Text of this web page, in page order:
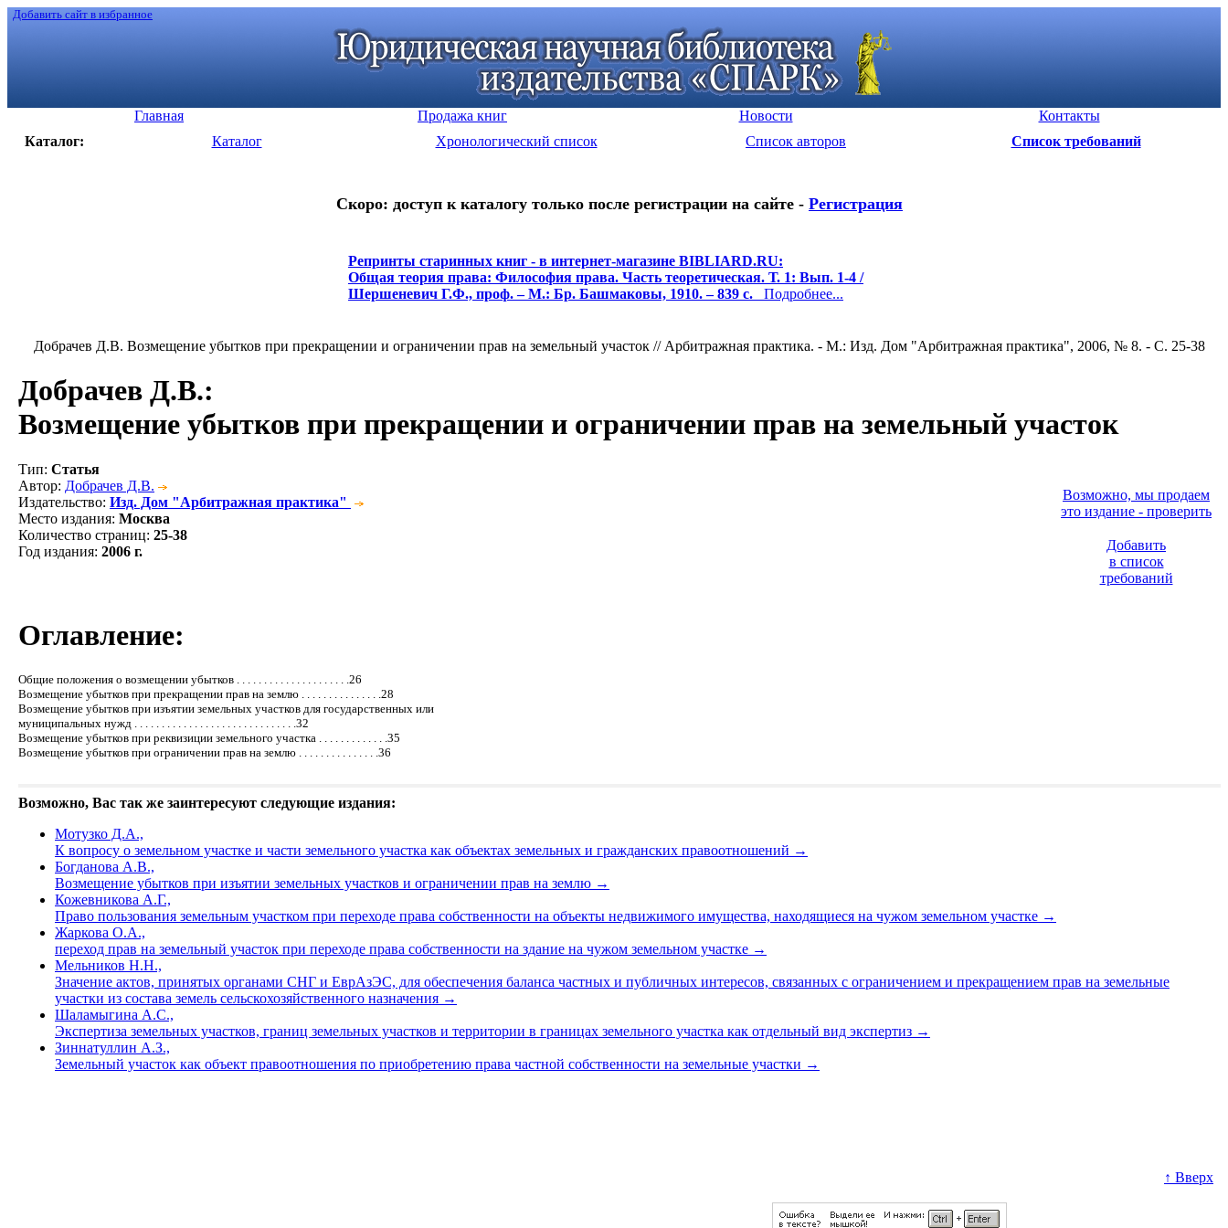
Добавить сайт в избранное
Главная Продажа книг Новости
Контакты
Каталог:
Каталог Хронологический список Список авторов Список требований
Скоро: доступ к каталогу только после регистрации на сайте - Регистрация
Репринты старинных книг - в интернет-магазине BIBLIARD.RU:
Общая теория права: Философия права. Часть теоретическая. Т. 1: Вып. 1-4 /
Шершеневич Г.Ф., проф. – М.: Бр. Башмаковы, 1910. – 839 с. Подробнее...
Добрачев Д.В. Возмещение убытков при прекращении и ограничении прав на земельный участок // Арбитражная практика. - М.: Изд. Дом "Арбитражная практика", 2006, № 8. - С. 25-38
Добрачев Д.В.:
Возмещение убытков при прекращении и ограничении прав на земельный участок
Тип: Статья
Автор: Добрачев Д.В.
Издательство: Изд. Дом "Арбитражная практика"
Место издания: Москва
Количество страниц: 25-38
Год издания: 2006 г.
Возможно, мы продаем
это издание - проверить
Добавить
в список
требований
Оглавление:
Общие положения о возмещении убытков . . . . . . . . . . . . . . . . . . . . .26
Возмещение убытков при прекращении прав на землю . . . . . . . . . . . . . . .28
Возмещение убытков при изъятии земельных участков для государственных или
муниципальных нужд . . . . . . . . . . . . . . . . . . . . . . . . . . . . . .32
Возмещение убытков при реквизиции земельного участка . . . . . . . . . . . . .35
Возмещение убытков при ограничении прав на землю . . . . . . . . . . . . . . .36
Возможно, Вас так же заинтересуют следующие издания:
Мотузко Д.А.,
К вопросу о земельном участке и части земельного участка как объектах земельных и гражданских правоотношений →
Богданова А.В.,
Возмещение убытков при изъятии земельных участков и ограничении прав на землю →
Кожевникова А.Г.,
Право пользования земельным участком при переходе права собственности на объекты недвижимого имущества, находящиеся на чужом земельном участке →
Жаркова О.А.,
переход прав на земельный участок при переходе права собственности на здание на чужом земельном участке →
Мельников Н.Н.,
Значение актов, принятых органами СНГ и ЕврАзЭС, для обеспечения баланса частных и публичных интересов, связанных с ограничением и прекращением прав на земельные
участки из состава земель сельскохозяйственного назначения →
Шаламыгина А.С.,
Экспертиза земельных участков, границ земельных участков и территории в границах земельного участка как отдельный вид экспертиз →
Зиннатуллин А.З.,
Земельный участок как объект правоотношения по приобретению права частной собственности на земельные участки →
↑ Вверх